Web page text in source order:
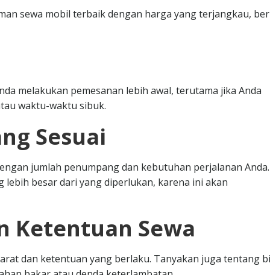
sewa mobil terbaik dengan harga yang terjangkau,
melakukan pemesanan lebih awal, terutama jika Anda
waktu-waktu sibuk.
Sesuai
jumlah penumpang dan kebutuhan perjalanan Anda.
besar dari yang diperlukan, karena ini akan
Ketentuan Sewa
dan ketentuan yang berlaku. Tanyakan juga tentang